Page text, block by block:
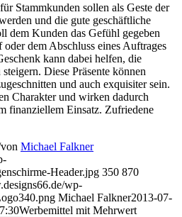
für Stammkunden sollen als Geste der
und die gute geschäftliche
dem Kunden das Gefühl gegeben
dem Abschluss eines Auftrages
kann dabei helfen, die
Diese Präsente können
und auch exquisiter sein.
Charakter und wirken dadurch
finanziellem Einsatz. Zufriedene
von Michael Falkner
Header.jpg 350 870
wp-
Michael Falkner2013-07-
Werbemittel mit Mehrwert